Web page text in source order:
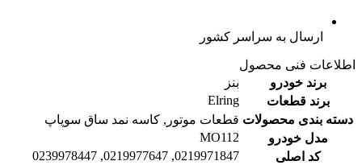
ارسال به سراسر کشور
اطلاعات فنی محصول
برند خودرو
بنز
برند قطعات
Elring
دسته بندی محصولات قطعات موتور, کاسه نمد ساق سوپاپ
مدل خودرو
MO112
کد اصلی
0219971847, 0219977647, 0239978447